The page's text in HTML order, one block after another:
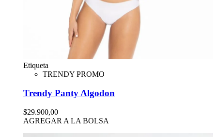
Etiqueta
TRENDY PROMO
Trendy Panty Algodon
$29.900,00
AGREGAR A LA BOLSA